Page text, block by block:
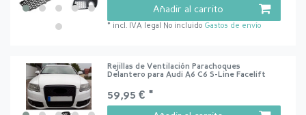
Añadir al carrito
* incl. IVA legal No incluido Gastos de envío
Rejillas de Ventilación Parachoques
Delantero para Audi A6 C6 S-Line Facelift
59,95 € *